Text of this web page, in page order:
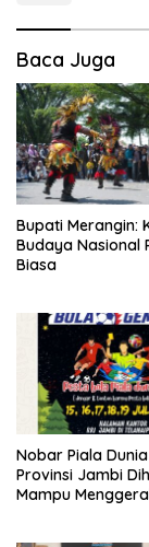
Baca Juga
Bupati Merangin:
Budaya Nasional
Biasa
Nobar Piala
Provinsi Jambi
Mampu